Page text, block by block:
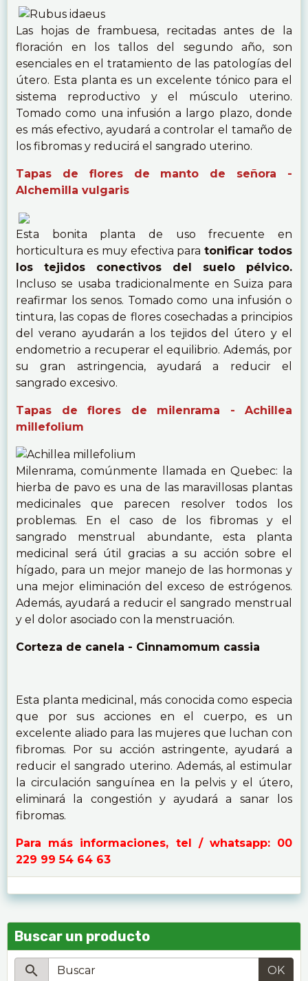
Las hojas de frambuesa, recitadas antes de la
floración en los tallos del segundo año, son
esenciales en el tratamiento de las patologías del
útero. Esta planta es un excelente tónico para el
sistema reproductivo y el músculo uterino.
Tomado como una infusión a largo plazo, donde
es más efectivo, ayudará a controlar el tamaño de
los fibromas y reducirá el sangrado uterino.
Tapas de flores de manto de señora -
Alchemilla vulgaris
Esta bonita planta de uso frecuente en
horticultura es muy efectiva paratonificar todos
los tejidos conectivos del suelo pélvico.
Incluso se usaba tradicionalmente en Suiza para
reafirmar los senos. Tomado como una infusión o
tintura, las copas de flores cosechadas a principios
del verano ayudarán a los tejidos del útero y el
endometrio a recuperar el equilibrio. Además, por
su gran astringencia, ayudará a reducir el
sangrado excesivo.
Tapas de flores de milenrama - Achillea
millefolium
Milenrama, comúnmente llamada en Quebec: la
hierba de pavo es una de las maravillosas plantas
medicinales que parecen resolver todos los
problemas. En el caso de los fibromas y el
sangrado menstrual abundante, esta planta
medicinal será útil gracias a su acción sobre el
hígado, para un mejor manejo de las hormonas y
una mejor eliminación del exceso de estrógenos.
Además, ayudará a reducir el sangrado menstrual
y el dolor asociado con la menstruación.
Corteza de canela - Cinnamomum cassia
Esta planta medicinal, más conocida como especia
que por sus acciones en el cuerpo, es un
excelente aliado para las mujeres que luchan con
fibromas. Por su acción astringente, ayudará a
reducir el sangrado uterino. Además, al estimular
la circulación sanguínea en la pelvis y el útero,
eliminará la congestión y ayudará a sanar los
fibromas.
Para más informaciones, tel / whatsapp: 00
229 99 54 64 63
Buscar un producto
OK